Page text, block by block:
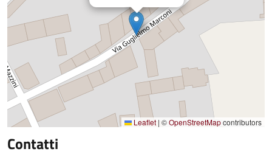
Leaflet | ©OpenStreetMapcontributors
Contatti